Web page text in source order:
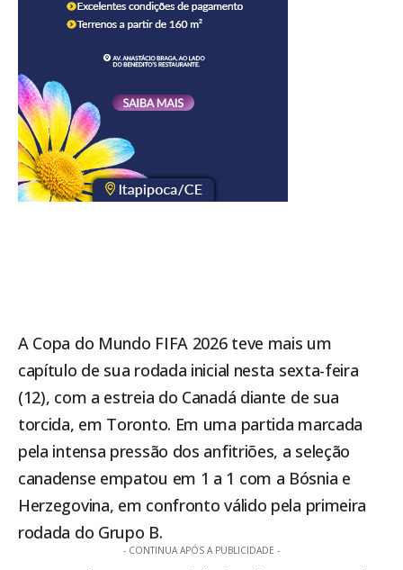
A Copa do Mundo FIFA 2026 teve mais um
capítulo de sua rodada inicial nesta sexta-feira
(12), com a estreia do Canadá diante de sua
torcida, em Toronto. Em uma partida marcada
pela intensa pressão dos anfitriões, a seleção
canadense empatou em 1 a 1 com a Bósnia e
Herzegovina, em confronto válido pela primeira
rodada do Grupo B.
- CONTINUA APÓS A PUBLICIDADE -